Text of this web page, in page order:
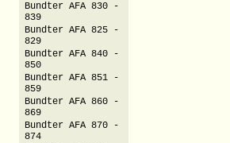
Bundter AFA 830 -
839
Bundter AFA 825 -
829
Bundter AFA 840 -
850
Bundter AFA 851 -
859
Bundter AFA 860 -
869
Bundter AFA 870 -
874